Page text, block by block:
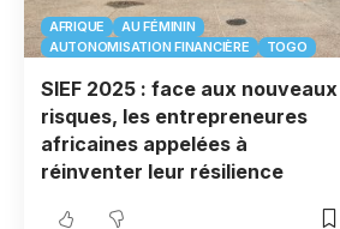
AFRIQUE
AU FÉMININ
AUTONOMISATION FINANCIÈRE
TOGO
SIEF 2025 : face aux nouveaux
risques, les entrepreneures
africaines appelées à
réinventer leur résilience